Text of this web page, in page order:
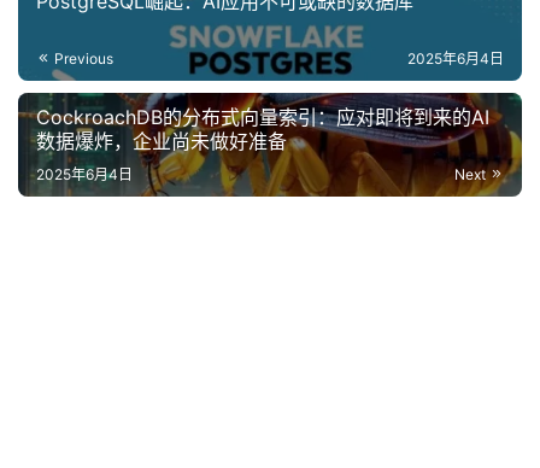
Previous 2025年6月4日
CockroachDB的分布式向量索引：应对即将到来的AI
数据爆炸，企业尚未做好准备
Next
2025年6月4日